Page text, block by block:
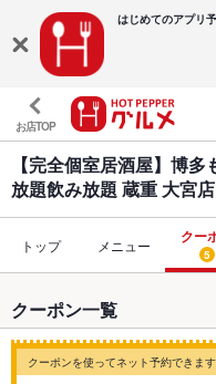
はじめてのアプリ
お店TOP
【完全個室居酒屋】博
放題飲み放題 蔵重 大宮店
トップ メニュー クー
5
クーポン一覧
クーポンを使ってネット予約できます